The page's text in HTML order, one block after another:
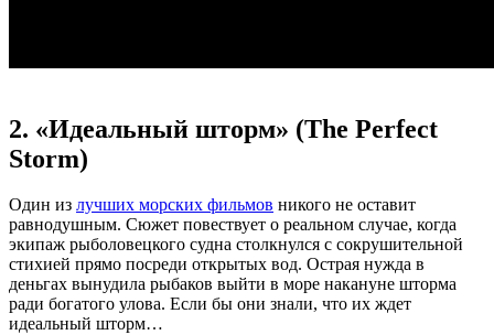
2. «Идеальный шторм» (The Perfect
Storm)
Один из лучших морских фильмов никого не оставит
равнодушным. Сюжет повествует о реальном случае, когда
экипаж рыболовецкого судна столкнулся с сокрушительной
стихией прямо посреди открытых вод. Острая нужда в
деньгах вынудила рыбаков выйти в море накануне шторма
ради богатого улова. Если бы они знали, что их ждет
идеальный шторм…